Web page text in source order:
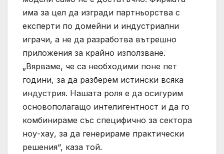
има за цел да изгради партньорства с
експерти по домейни и индустриални
играчи, а не да разработва вътрешно
приложения за крайно използване.
„Вярваме, че са необходими поне пет
години, за да разберем истински всяка
индустрия. Нашата роля е да осигурим
основополагащо интелигентност и да го
комбинираме със специфично за сектора
ноу-хау, за да генерираме практически
решения“, каза той.